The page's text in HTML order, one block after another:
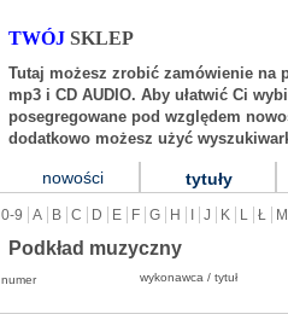
TWÓJ SKLEP
Tutaj możesz zrobić zamówienie na
mp3 i CD AUDIO. Aby ułatwić Ci
posegregowane pod względem
dodatkowo możesz użyć
nowości tytuły
0-9 A B C D E F G H J K L Ł M
Podkład muzyczny
numer wykonawca / tytuł